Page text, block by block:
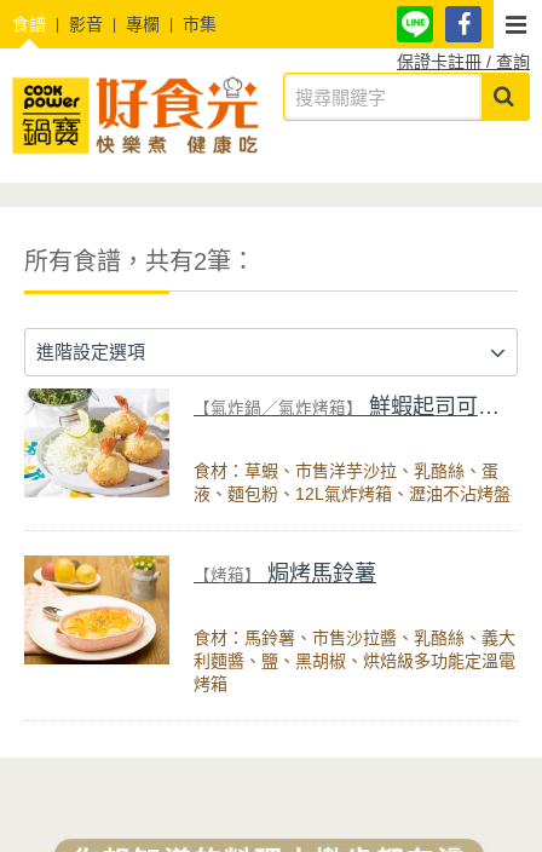
食譜 影音 專欄
市集
保證卡註冊 / 查詢
所有食譜，共有2筆：
進階設定選項
【氣炸鍋／氣炸烤箱】 鮮蝦起司可樂餅
食材：草蝦、市售洋芋沙拉、乳酪絲、蛋
液、麵包粉、12L氣炸烤箱、瀝油不沾烤盤
【烤箱】 焗烤馬鈴薯
食材：馬鈴薯、市售沙拉醬、乳酪絲、義大
利麵醬、鹽、黑胡椒、烘焙級多功能定溫電
烤箱